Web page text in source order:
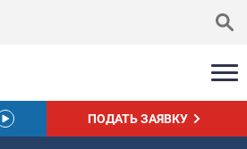
ПОДАТЬ ЗАЯВКУ